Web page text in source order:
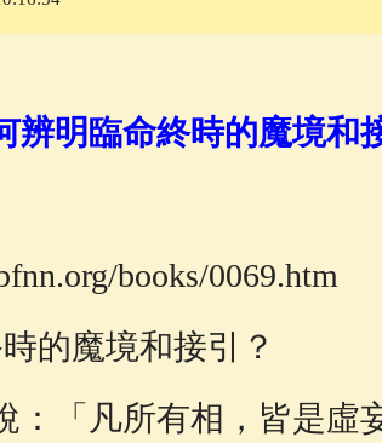
生活禪
佛說療痔(腫瘤)病經(27) 助念
辨明臨命終時的魔境和
books/0069.htm
的魔境和接引？
：「凡所有相，皆是虛